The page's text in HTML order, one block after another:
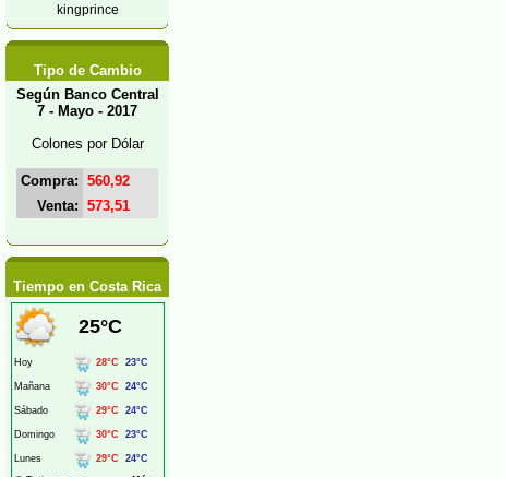
kingprince
Tipo de Cambio
Según Banco Central
7 - Mayo - 2017
Colones por Dólar
Compra: 560,92
Venta: 573,51
Tiempo en Costa Rica